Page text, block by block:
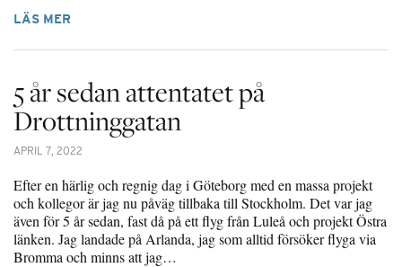
LÄS MER
5 år sedan attentatet på
Drottninggatan
APRIL 7, 2022
Efter en härlig och regnig dag i Göteborg med en massa projekt
och kollegor är jag nu påväg tillbaka till Stockholm. Det var jag
även för 5 år sedan, fast då på ett flyg från Luleå och projekt Östra
länken. Jag landade på Arlanda, jag som alltid försöker flyga via
Bromma och minns att jag…